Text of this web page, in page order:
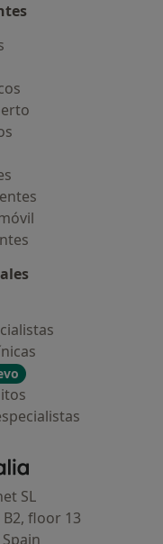
- Página de inicio
SL
B2, floor 13